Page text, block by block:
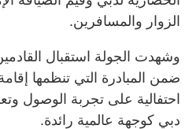
الزوار والمسافرين.
وشهدت الجولة استقبال
ضمن المبادرة التي تنظمها
احتفالية على تجربة الوصول
دبي كوجهة عالمية رائدة.